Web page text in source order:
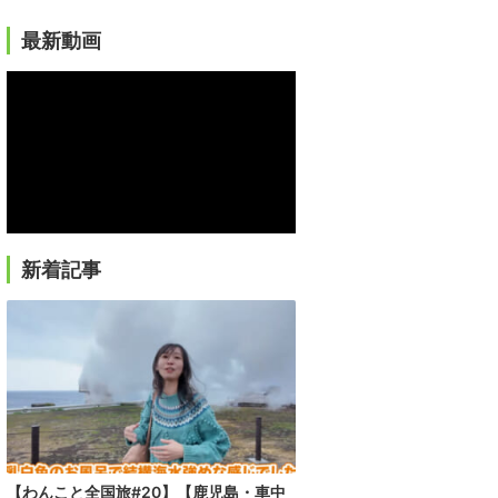
最新動画
新着記事
【わんこと全国旅#20】【鹿児島・車中